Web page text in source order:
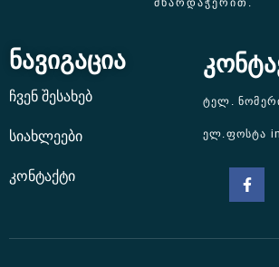
ᲛᲮᲐᲠᲓᲐᲭᲔᲠᲘᲗ.
ნავიგაცია
ჩვენ შესახებ
სიახლეები
კონტაქტი
ტელ.
ელ.ფოსტა